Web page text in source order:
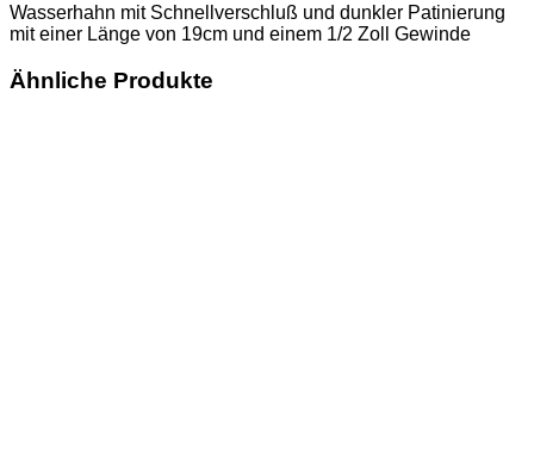
Wasserhahn mit Schnellverschluß und dunkler Patinierung
mit einer Länge von 19cm und einem 1/2 Zoll Gewinde
Ähnliche Produkte